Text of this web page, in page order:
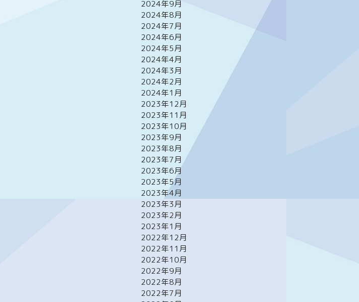
2024年9月
2024年8月
2024年7月
2024年6月
2024年5月
2024年4月
2024年3月
2024年2月
2024年1月
2023年12月
2023年11月
2023年10月
2023年9月
2023年8月
2023年7月
2023年6月
2023年5月
2023年4月
2023年3月
2023年2月
2023年1月
2022年12月
2022年11月
2022年10月
2022年9月
2022年8月
2022年7月